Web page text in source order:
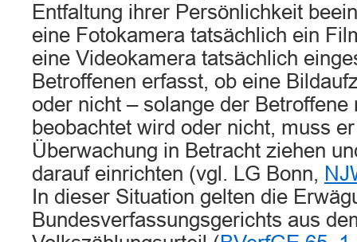
Entfaltung ihrer Persönlichkeit
eine Fotokamera tatsächlich ein
eine Videokamera tatsächlich
Betroffenen erfasst, ob eine
oder nicht – solange der
beobachtet wird oder nicht, muss
Überwachung in Betracht ziehen
darauf einrichten (vgl. LG Bonn,
In dieser Situation gelten die
Bundesverfassungsgerichts aus